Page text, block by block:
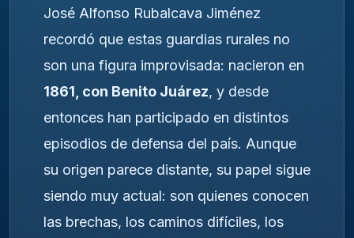
José Alfonso Rubalcava Jiménez
recordó que estas guardias rurales no
son una figura improvisada: nacieron en
1861, con Benito Juárez, y desde
entonces han participado en distintos
episodios de defensa del país. Aunque
su origen parece distante, su papel sigue
siendo muy actual: son quienes conocen
las brechas, los caminos difíciles, los